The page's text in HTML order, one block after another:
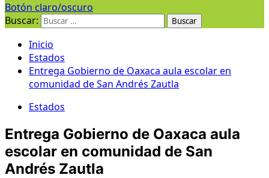
Botón claro/oscuro
Buscar:
Inicio
Estados
Entrega Gobierno de Oaxaca aula escolar en
comunidad de San Andrés Zautla
Estados
Entrega Gobierno de Oaxaca aula
escolar en comunidad de San
Andrés Zautla